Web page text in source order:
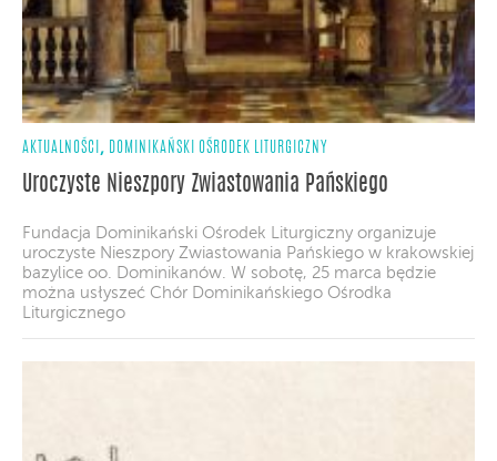
AKTUALNOŚCI , DOMINIKAŃSKI OŚRODEK LITURGICZNY
Uroczyste Nieszpory Zwiastowania Pańskiego
Fundacja Dominikański Ośrodek Liturgiczny organizuje
uroczyste Nieszpory Zwiastowania Pańskiego w krakowskiej
bazylice oo. Dominikanów. W sobotę, 25 marca będzie
można usłyszeć Chór Dominikańskiego Ośrodka
Liturgicznego